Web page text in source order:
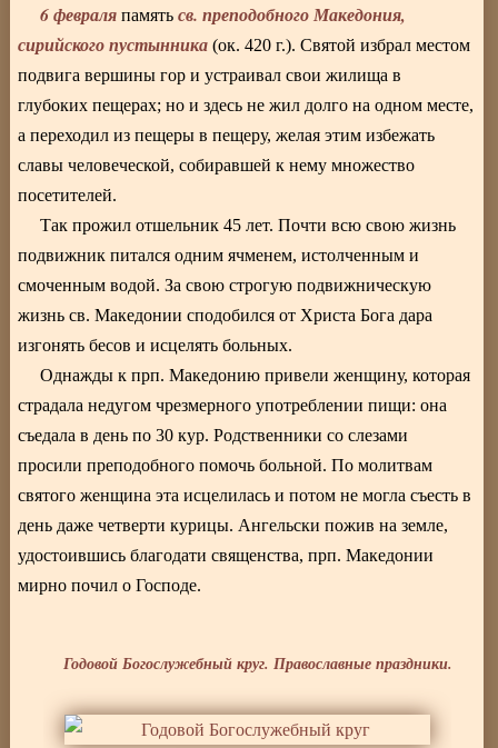
6 февраля памятьсв. преподобного Македония,
сирийского пустынника (ок. 420 г.). Святой избрал местом
подвига вершины гор и устраивал свои жилища в
глубоких пещерах; но и здесь не жил долго на одном месте,
а переходил из пещеры в пещеру, желая этим избежать
славы человеческой, собиравшей к нему множество
посетителей.
Так прожил отшельник 45 лет. Почти всю свою жизнь
подвижник питался одним ячменем, истолченным и
смоченным водой. За свою строгую подвижническую
жизнь св. Македонии сподобился от Христа Бога дара
изгонять бесов и исцелять больных.
Однажды к прп. Македонию привели женщину, которая
страдала недугом чрезмерного употреблении пищи: она
съедала в день по 30 кур. Родственники со слезами
просили преподобного помочь больной. По молитвам
святого женщина эта исцелилась и потом не могла съесть в
день даже четверти курицы. Ангельски пожив на земле,
удостоившись благодати священства, прп. Македонии
мирно почил о Господе.
Годовой Богослужебный круг. Православные праздники.